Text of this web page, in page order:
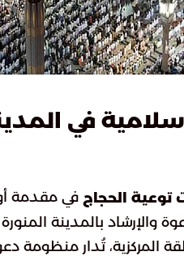
في
توعية الحجاج
والإرشاد بالمدينة
المركزية، تُدار منظومة